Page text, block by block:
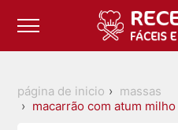
página de inicio
massas
macarrão com atum